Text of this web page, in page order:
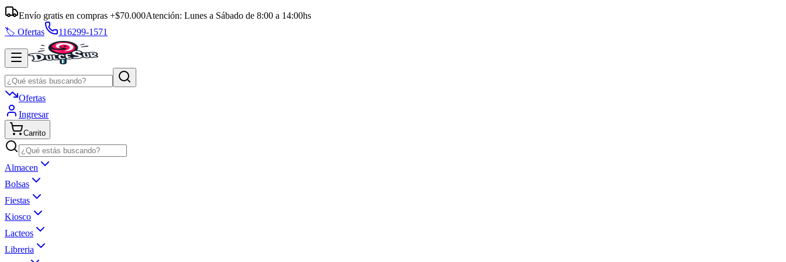
Envío gratis en compras +$70.000Atención: Lunes a Sábado de 8:00 a 14:00hs
🏷️ Ofertas
116299-1571
Ofertas
Ingresar
Carrito
Almacen
Bolsas
Fiestas
Kiosco
Lacteos
Libreria